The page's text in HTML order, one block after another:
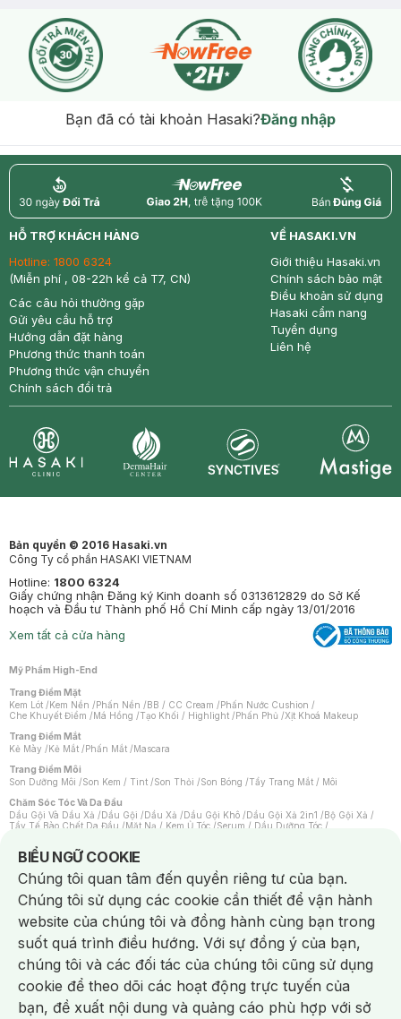
Bạn đã có tài khoản Hasaki?Đăng nhập
return nowfree price
HỖ TRỢ KHÁCH HÀNG
Hotline: 1800 6324
(Miễn phí , 08-22h kể cả T7, CN)
Các câu hỏi thường gặp
Gửi yêu cầu hỗ trợ
Hướng dẫn đặt hàng
Phương thức thanh toán
Phương thức vận chuyển
Chính sách đổi trả
VỀ HASAKI.VN
Giới thiệu Hasaki.vn
Chính sách bảo mật
Điều khoản sử dụng
Hasaki cẩm nang
Tuyển dụng
Liên hệ
Bản quyền © 2016 Hasaki.vn
Công Ty cổ phần HASAKI VIETNAM
Hotline: 1800 6324
Giấy chứng nhận Đăng ký Kinh doanh số 0313612829 do Sở Kế
hoạch và Đầu tư Thành phố Hồ Chí Minh cấp ngày 13/01/2016
Xem tất cả cửa hàng
Mỹ Phẩm High-End
Trang Điểm Mặt
Kem Lót /Kem Nền /Phấn Nền /BB / CC Cream /Phấn Nước Cushion /
Che Khuyết Điểm /Má Hồng /Tạo Khối / Highlight /Phấn Phủ /Xịt Khoá Makeup
Trang Điểm Mắt
Kẻ Mày /Kẻ Mắt /Phấn Mắt /Mascara
Trang Điểm Môi
Son Dưỡng Môi /Son Kem / Tint /Son Thỏi /Son Bóng /Tẩy Trang Mắt / Môi
Chăm Sóc Tóc Và Da Đầu
Dầu Gội Và Dầu Xả /Dầu Gội /Dầu Xả /Dầu Gội Khô /Dầu Gội Xả 2in1 /Bộ Gội Xả /
Tẩy Tế Bào Chết Da Đầu /Mặt Nạ / Kem Ủ Tóc /Serum / Dầu Dưỡng Tóc /
Máy Sấy Tóc
Lược
Kem Tẩy Lông/Dụng Cụ Tẩy Lông
Nước Hoa
Nước Hoa Nam Nước Hoa Cao Cấp Xịt Thơm Toàn Thân
Nước Hoa Vùng Kín
Chăm Sóc Cá Nhân
Chống Muỗi
Khẩu Trang Máy Massage Mặt Nạ Xông Hơi/Nước Rửa Tay
Sản Phẩm Chăm Sóc Khác/ Bàn Chải Đánh Răng /Bàn Chải Điện/
Hỗ Trợ Trắng Răng / Kem Đánh Răng Máy Tăm Nước Nước Súc Miệng
Tăm / Chỉ Nha Khoa /Xịt Thơm Miệng / Dung Dịch Vệ Sinh/Dưỡng Vùng Kín/
Khăn Ướt Vệ Sinh Vùng Kín
/Băng Vệ Sinh Tampon Bọt Cạo Râu Dao Cạo Râu/
Máy Cạo Râu
BIỂU NGỮ COOKIE
Notice about cookies usage
Chúng tôi quan tâm đến quyền riêng tư của bạn.
Chúng tôi sử dụng các cookie cần thiết để vận hành
website của chúng tôi và đồng hành cùng bạn trong
suốt quá trình điều hướng. Với sự đồng ý của bạn,
chúng tôi và các đối tác của chúng tôi cũng sử dụng
cookie để theo dõi các hoạt động trực tuyến của
bạn, đề xuất nội dung và quảng cáo phù hợp với sở